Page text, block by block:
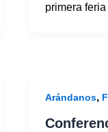
primera
Arándanos,